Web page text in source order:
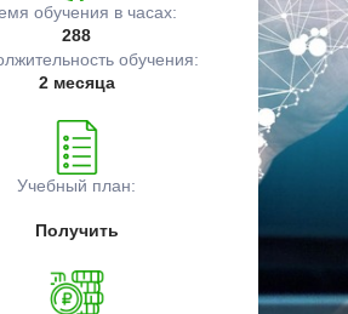
обучения в часах:
288
обучения:
2 месяца
Учебный план:
Получить